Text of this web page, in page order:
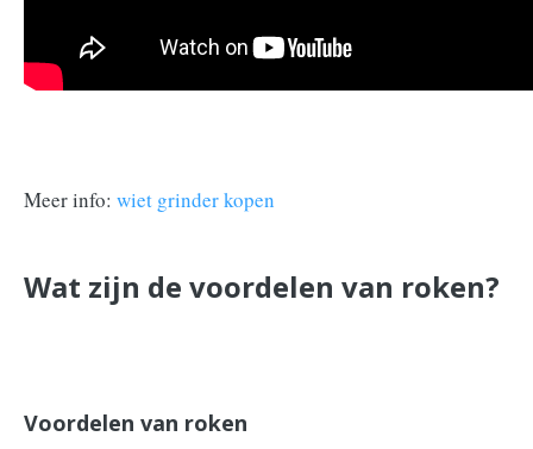
Meer info: wiet grinder kopen
Wat zijn de voordelen van roken?
Voordelen van roken